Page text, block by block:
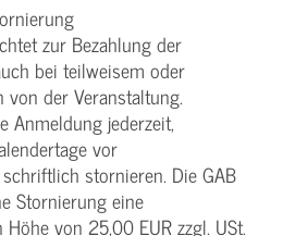
zur Bezahlung der
bei teilweisem oder
von der Veranstaltung.
Anmeldung jederzeit,
vor
stornieren. Die GAB
Stornierung eine
von 25,00 EUR zzgl. USt.